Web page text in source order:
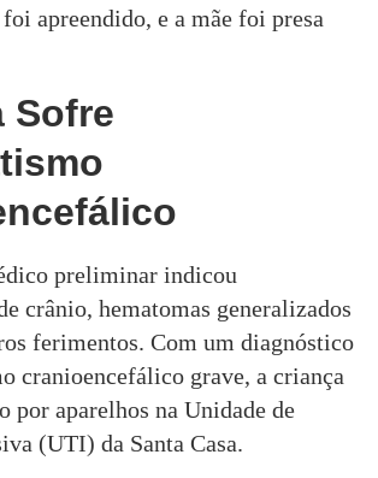
apreendido, e a mãe foi presa
Sofre
preliminar indicou
crânio, hematomas generalizados
ferimentos. Com um diagnóstico
cranioencefálico grave, a criança
por aparelhos na Unidade de
(UTI) da Santa Casa.